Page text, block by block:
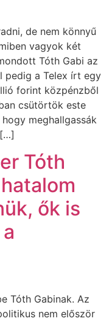
de nem könnyű
vagyok két
Tóth Gabi az
pedig a Telex írt egy
forint közpénzből
csütörtök este
meghallgassák
Tóth
ők is
Tóth Gabinak. Az
nem először